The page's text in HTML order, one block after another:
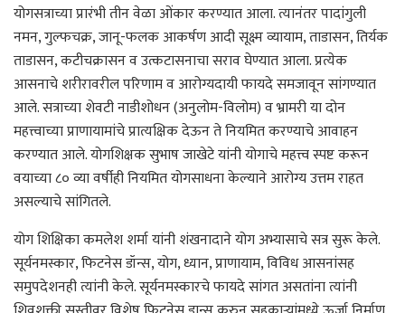
योगसत्राच्या प्रारंभी तीन वेळा ओंकार करण्यात आला. त्यानंतर पादांगुली
नमन, गुल्फचक्र, जानू-फलक आकर्षण आदी सूक्ष्म व्यायाम, ताडासन, तिर्यक
ताडासन, कटीचक्रासन व उत्कटासनाचा सराव घेण्यात आला. प्रत्येक
आसनाचे शरीरावरील परिणाम व आरोग्यदायी फायदे समजावून सांगण्यात
आले. सत्राच्या शेवटी नाडीशोधन (अनुलोम-विलोम) व भ्रामरी या दोन
महत्त्वाच्या प्राणायामांचे प्रात्यक्षिक देऊन ते नियमित करण्याचे आवाहन
करण्यात आले. योगशिक्षक सुभाष जाखेटे यांनी योगाचे महत्त्व स्पष्ट करून
वयाच्या ८० व्या वर्षीही नियमित योगसाधना केल्याने आरोग्य उत्तम राहत
असल्याचे सांगितले.
योग शिक्षिका कमलेश शर्मा यांनी शंखनादाने योग अभ्यासाचे सत्र सुरू केले.
सूर्यनमस्कार, फिटनेस डॉन्स, योग, ध्यान, प्राणायाम, विविध आसनांसह
समुपदेशनही त्यांनी केले. सूर्यनमस्कारचे फायदे सांगत असतांना त्यांनी